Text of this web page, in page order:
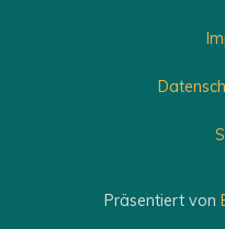
Präsentiert von